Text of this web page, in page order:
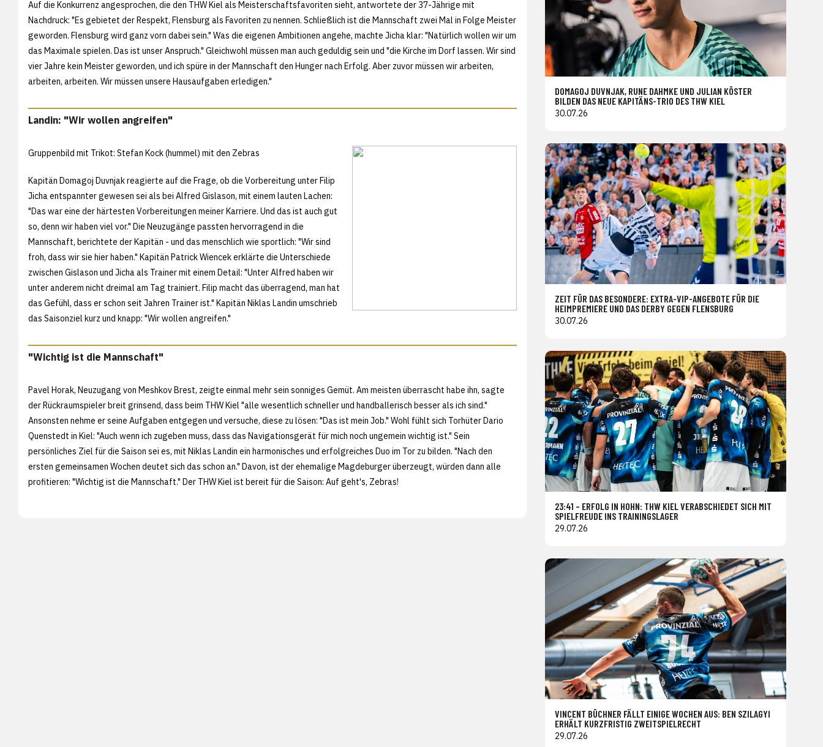
Auf die Konkurrenz angesprochen, die den THW Kiel als Meisterschaftsfavoriten sieht, antwortete der 37-Jährige mit
Nachdruck: "Es gebietet der Respekt, Flensburg als Favoriten zu nennen. Schließlich ist die Mannschaft zwei Mal in Folge Meister
geworden. Flensburg wird ganz vorn dabei sein." Was die eigenen Ambitionen angehe, machte Jicha klar: "Natürlich wollen wir um
das Maximale spielen. Das ist unser Anspruch." Gleichwohl müssen man auch geduldig sein und "die Kirche im Dorf lassen. Wir sind
vier Jahre kein Meister geworden, und ich spüre in der Mannschaft den Hunger nach Erfolg. Aber zuvor müssen wir arbeiten,
arbeiten, arbeiten. Wir müssen unsere Hausaufgaben erledigen."
Landin: "Wir wollen angreifen"
Gruppenbild mit Trikot: Stefan Kock (hummel) mit den Zebras
Kapitän Domagoj Duvnjak reagierte auf die Frage, ob die Vorbereitung unter Filip
Jicha entspannter gewesen sei als bei Alfred Gislason, mit einem lauten Lachen:
"Das war eine der härtesten Vorbereitungen meiner Karriere. Und das ist auch gut
so, denn wir haben viel vor." Die Neuzugänge passten hervorragend in die
Mannschaft, berichtete der Kapitän - und das menschlich wie sportlich: "Wir sind
froh, dass wir sie hier haben." Kapitän Patrick Wiencek erklärte die Unterschiede
zwischen Gislason und Jicha als Trainer mit einem Detail: "Unter Alfred haben wir
unter anderem nicht dreimal am Tag trainiert. Filip macht das überragend, man hat
das Gefühl, dass er schon seit Jahren Trainer ist." Kapitän Niklas Landin umschrieb
das Saisonziel kurz und knapp: "Wir wollen angreifen."
"Wichtig ist die Mannschaft"
Pavel Horak, Neuzugang von Meshkov Brest, zeigte einmal mehr sein sonniges Gemüt. Am meisten überrascht habe ihn, sagte
der Rückraumspieler breit grinsend, dass beim THW Kiel "alle wesentlich schneller und handballerisch besser als ich sind."
Ansonsten nehme er seine Aufgaben entgegen und versuche, diese zu lösen: "Das ist mein Job." Wohl fühlt sich Torhüter Dario
Quenstedt in Kiel: "Auch wenn ich zugeben muss, dass das Navigationsgerät für mich noch ungemein wichtig ist." Sein
persönliches Ziel für die Saison sei es, mit Niklas Landin ein harmonisches und erfolgreiches Duo im Tor zu bilden. "Nach den
ersten gemeinsamen Wochen deutet sich das schon an." Davon, ist der ehemalige Magdeburger überzeugt, würden dann alle
profitieren: "Wichtig ist die Mannschaft." Der THW Kiel ist bereit für die Saison: Auf geht's, Zebras!
DOMAGOJ DUVNJAK, RUNE DAHMKE UND JULIAN KÖSTER
BILDEN DAS NEUE KAPITÄNS-TRIO DES THW KIEL
30.07.26
ZEIT FÜR DAS BESONDERE: EXTRA-VIP-ANGEBOTE FÜR DIE
HEIMPREMIERE UND DAS DERBY GEGEN FLENSBURG
30.07.26
23:41 – ERFOLG IN HOHN: THW KIEL VERABSCHIEDET SICH MIT
SPIELFREUDE INS TRAININGSLAGER
29.07.26
VINCENT BÜCHNER FÄLLT EINIGE WOCHEN AUS: BEN SZILAGYI
ERHÄLT KURZFRISTIG ZWEITSPIELRECHT
29.07.26